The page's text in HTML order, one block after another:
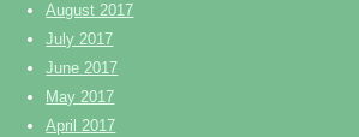
August 2017
July 2017
June 2017
May 2017
April 2017